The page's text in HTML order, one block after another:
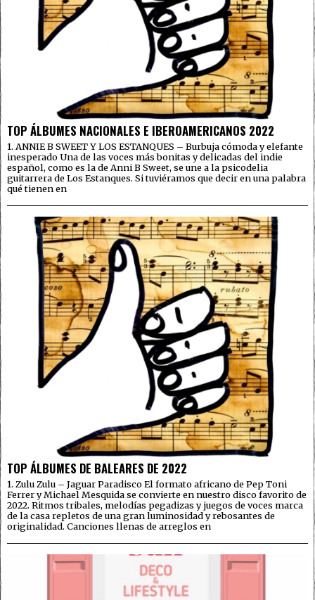
TOP ÁLBUMES NACIONALES E IBEROAMERICANOS 2022
1. ANNIE B SWEET Y LOS ESTANQUES – Burbuja cómoda y elefante
inesperado Una de las voces más bonitas y delicadas del indie
español, como es la de Anni B Sweet, se une a la psicodelia
guitarrera de Los Estanques. Si tuviéramos que decir en una palabra
qué tienen en
TOP ÁLBUMES DE BALEARES DE 2022
1. Zulu Zulu – Jaguar Paradisco El formato africano de Pep Toni
Ferrer y Michael Mesquida se convierte en nuestro disco favorito de
2022. Ritmos tribales, melodías pegadizas y juegos de voces marca
de la casa repletos de una gran luminosidad y rebosantes de
originalidad. Canciones llenas de arreglos en